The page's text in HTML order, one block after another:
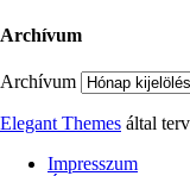
Archívum
Archívum
Elegant Themes által
Impresszum